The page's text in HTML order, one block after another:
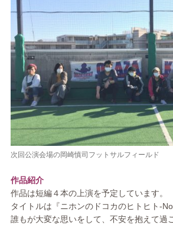
次回公演会場の岡崎慎司フットサルフィールド
作品紹介
作品は短編４本の上演を予定しています。
タイトルは『ニホンのドコカのヒトヒト-
誰もが大変な思いをして、不安を抱えて過